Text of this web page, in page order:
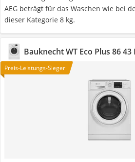
AEG beträgt für das Waschen wie bei
dieser Kategorie 8 kg.
Bauknecht ‎WT Eco Plus 86 43
Preis-Leistungs-Sieger